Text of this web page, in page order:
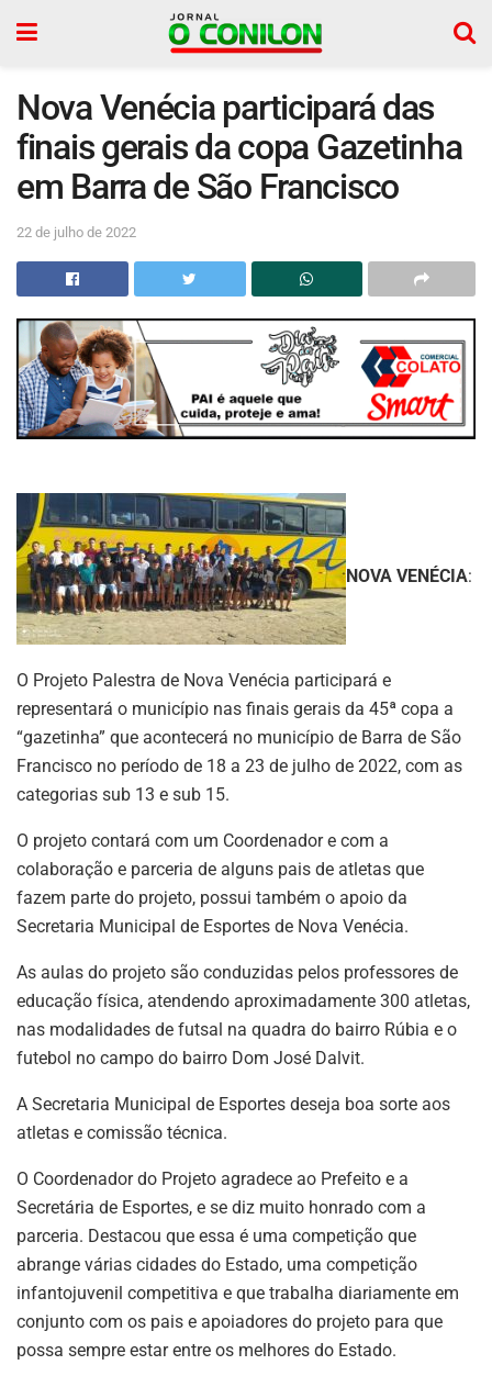
Nova Venécia participará das
finais gerais da copa Gazetinha
em Barra de São Francisco
22 de julho de 2022
NOVA VENÉCIA:
O Projeto Palestra de Nova Venécia participará e
representará o município nas finais gerais da 45ª copa a
“gazetinha” que acontecerá no município de Barra de São
Francisco no período de 18 a 23 de julho de 2022, com as
categorias sub 13 e sub 15.
O projeto contará com um Coordenador e com a
colaboração e parceria de alguns pais de atletas que
fazem parte do projeto, possui também o apoio da
Secretaria Municipal de Esportes de Nova Venécia.
As aulas do projeto são conduzidas pelos professores de
educação física, atendendo aproximadamente 300 atletas,
nas modalidades de futsal na quadra do bairro Rúbia e o
futebol no campo do bairro Dom José Dalvit.
A Secretaria Municipal de Esportes deseja boa sorte aos
atletas e comissão técnica.
O Coordenador do Projeto agradece ao Prefeito e a
Secretária de Esportes, e se diz muito honrado com a
parceria. Destacou que essa é uma competição que
abrange várias cidades do Estado, uma competição
infantojuvenil competitiva e que trabalha diariamente em
conjunto com os pais e apoiadores do projeto para que
possa sempre estar entre os melhores do Estado.